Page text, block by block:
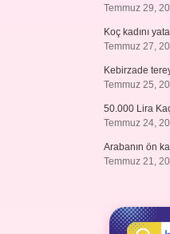
Temmuz 29,
Koç kadını
Temmuz 27,
Kebirzade
Temmuz 25,
50.000 Lira
Temmuz 24,
Arabanın ön
Temmuz 21,